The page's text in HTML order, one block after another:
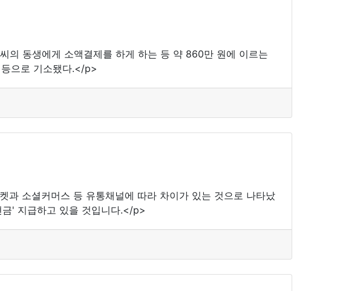
동생에게 소액결제를 하게 하는 등 약 860만 원에 이르는
으로 기소됐다.</p>
과 소셜커머스 등 유통채널에 따라 차이가 있는 것으로 나타났
' 지급하고 있을 것입니다.</p>